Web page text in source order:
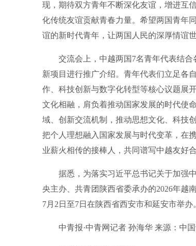
现，期待双方青年不断深化友谊，增进互
化传统友谊贡献青春力量。希望两国青年
谊的新时代青年，让两国人民的深厚情谊世
交流会上，中越两国7名青年代表结合
新项目进行推广介绍。青年代表们立足各
作、科技创新与数字化转型等核心议题展
文化相融，肩负着推动国家发展的时代使
域、创新交流机制，推动思想文化、科技
把个人理想融入国家发展与时代变革，在
业薪火相传的接棒人，共同谱写中越友好
据悉，为落实习近平总书记关于加强中
央主办、共青团陕西省委承办的2026年越
7月2日至7日在陕西省西安市和延安市举
中青报·中青网记者 孙海华 来源：中国